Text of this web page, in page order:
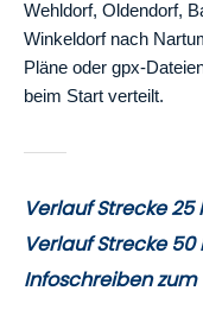
Wehldorf, Oldendorf,
Winkeldorf nach
Pläne oder gpx-
beim Start verteilt.
Verlauf Strecke 25
Verlauf Strecke 50
Infoschreiben